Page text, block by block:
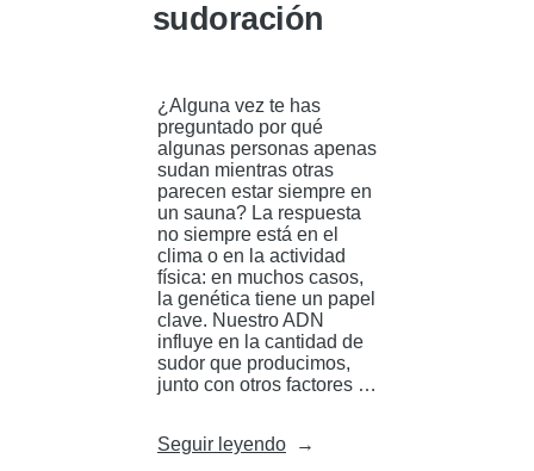
sudoración
¿Alguna vez te has
preguntado por qué
algunas personas apenas
sudan mientras otras
parecen estar siempre en
un sauna? La respuesta
no siempre está en el
clima o en la actividad
física: en muchos casos,
la genética tiene un papel
clave. Nuestro ADN
influye en la cantidad de
sudor que producimos,
junto con otros factores …
Seguir leyendo«¿Por